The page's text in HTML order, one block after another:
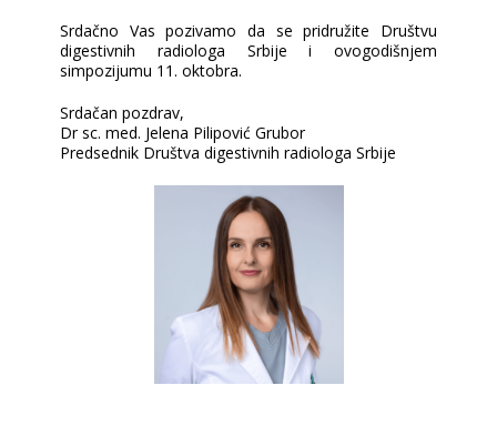
Srdačno Vas pozivamo da se pridružite Društvu
digestivnih radiologa Srbije i ovogodišnjem
simpozijumu 11. oktobra.
Srdačan pozdrav,
Dr sc. med. Jelena Pilipović Grubor
Predsednik Društva digestivnih radiologa Srbije